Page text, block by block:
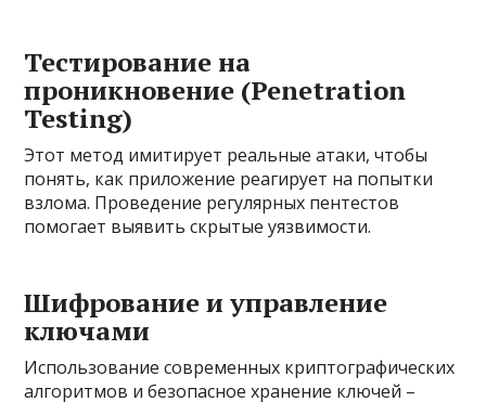
Тестирование на
проникновение (Penetration
Testing)
Этот метод имитирует реальные атаки, чтобы
понять, как приложение реагирует на попытки
взлома. Проведение регулярных пентестов
помогает выявить скрытые уязвимости.
Шифрование и управление
ключами
Использование современных криптографических
алгоритмов и безопасное хранение ключей –